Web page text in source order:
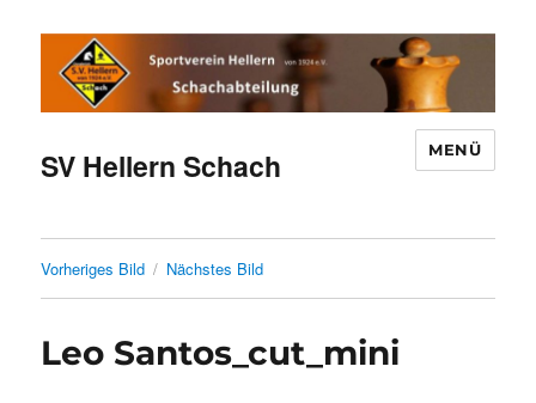
SV Hellern Schach MENÜ
Vorheriges Bild Nächstes Bild
Leo Santos_cut_mini